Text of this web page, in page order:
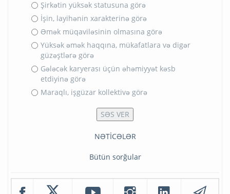
Şirkətin yüksək statusuna görə
İşin, layihənin xarakterinə görə
Əmək müqaviləsinin olmasına görə
Yüksək əmək haqqına, mükafatlara və digər
güzəştlərə görə
Gələcək karyerası üçün əhəmiyyət kəsb
etdiyinə görə
Maraqlı, işgüzar kollektivə görə
NƏTİCƏLƏR
Bütün sorğular